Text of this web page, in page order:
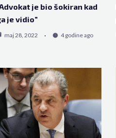
je bio šokiran kad
je vidio”
maj 28, 2022 4 godine ago